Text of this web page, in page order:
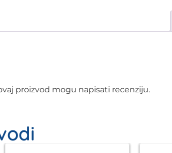
proizvod mogu napisati recenziju.